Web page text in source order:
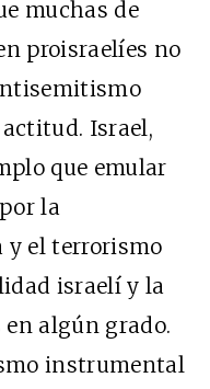
muchas de
proisraelíes no
Israel,
que emular
la
el terrorismo
israelí y la
algún grado.
instrumental